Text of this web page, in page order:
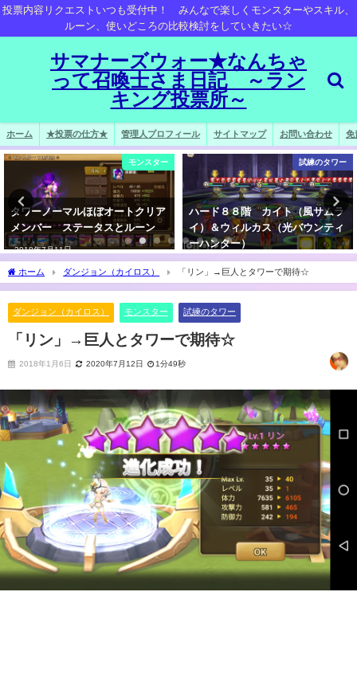
投票内容リクエストいつも受付中！ みんなで楽しくモンスターやスキル、
ルーン、使いどころの比較検討をしていきたい☆
サマナーズウォー★なんちゃ
って召喚士さま日記 ～ラン
キング投票所～
ホーム ★投票の仕方★ 管理人プロフィール サイトマップ お問い合わせ 免
モンスター
タワーノーマルほぼオートクリア
メンバー ステータスとルーン
2018年7月11日
試練のタワー
ハード８８階 カイト（風サムラ
イ）＆ウィルカス（光バウンティ
ーハンター）
ホーム ダンジョン（カイロス） 「リン」→巨人とタワーで期待☆
ダンジョン（カイロス） モンスター 試練のタワー
「リン」→巨人とタワーで期待☆
2018年1月6日 2020年7月12日 1分49秒